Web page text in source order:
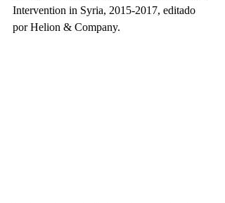
Intervention in Syria, 2015-2017, editado
por Helion & Company.